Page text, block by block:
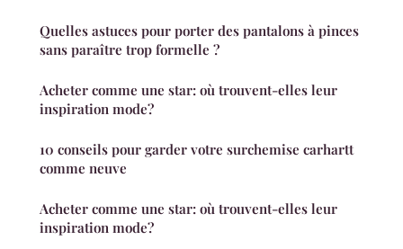
Quelles astuces pour porter des pantalons à pinces
sans paraître trop formelle ?
Acheter comme une star: où trouvent-elles leur
inspiration mode?
10 conseils pour garder votre surchemise carhartt
comme neuve
Acheter comme une star: où trouvent-elles leur
inspiration mode?